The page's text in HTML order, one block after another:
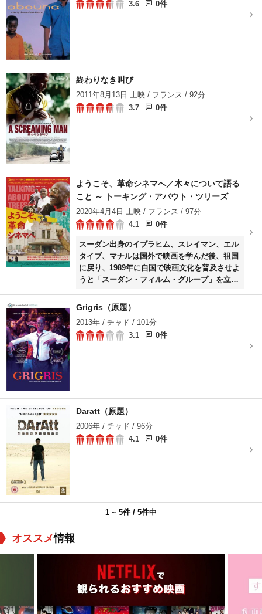
3.6
0件
終わりなき叫び
2011年8月13日 上映 / フランス / 92分
3.7
0件
ようこそ、革命シネマへ／木々について語る
こと ～ トーキング・アバウト・ツリーズ
2020年4月4日 上映 / フランス / 97分
4.1
0件
スーダン出身のイブラヒム、スレイマン、エル
タイブ、マナルは国外で映画を学んだ後、祖国
に戻り、1989年に自国で映画文化を普及させよ
うと「スーダン・フィルム・グループ」を立ち
し、映画が発禁の対象になると、彼らは亡命し
たり政治犯として拘留されたりする。その後ス
ーダンで再会した彼らは、還暦を過ぎていた。
Grigris（原題）
2013年 / チャド / 101分
3.1
0件
Daratt（原題）
2006年 / チャド / 96分
4.1
0件
1 ~ 5件 / 5件中
オススメ情報